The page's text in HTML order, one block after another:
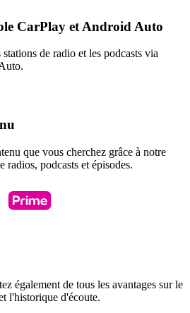
CarPlay et Android Auto
de radio et les podcasts via
que vous cherchez grâce à notre
radios, podcasts et épisodes.
également de tous les avantages sur le
l'historique d'écoute.